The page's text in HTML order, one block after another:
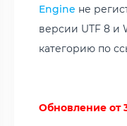
Engine не
версии UTF 8 и
категорию по
Обновление от